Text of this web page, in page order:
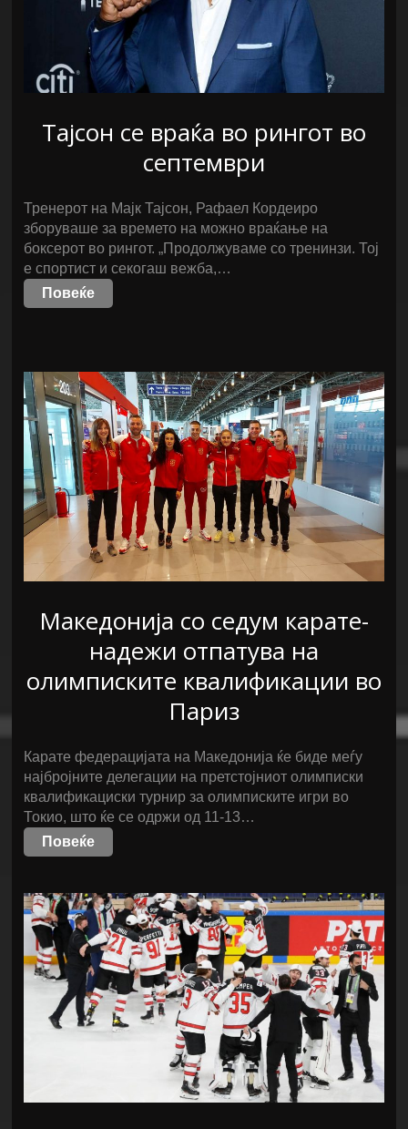
Тајсон се враќа во рингот во
септември
Тренерот на Мајк Тајсон, Рафаел Кордеиро
зборуваше за времето на можно враќање на
боксерот во рингот. „Продолжуваме со тренинзи. Тој
е спортист и секогаш вежба,…
Повеќе
Македонија со седум карате-
надежи отпатува на
олимписките квалификации во
Париз
Карате федерацијата на Македонија ќе биде меѓу
најбројните делегации на претстојниот олимписки
квалификациски турнир за олимписките игри во
Токио, што ќе се одржи од 11-13…
Повеќе